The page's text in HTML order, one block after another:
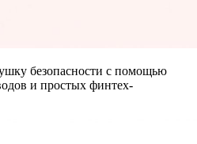
безопасности с помощью
и простых финтех-